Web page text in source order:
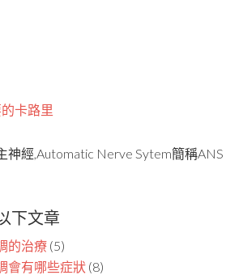
卡路里
神經,Automatic Nerve Sytem簡稱ANS
下文章
的治療 (5)
會有哪些症狀 (8)